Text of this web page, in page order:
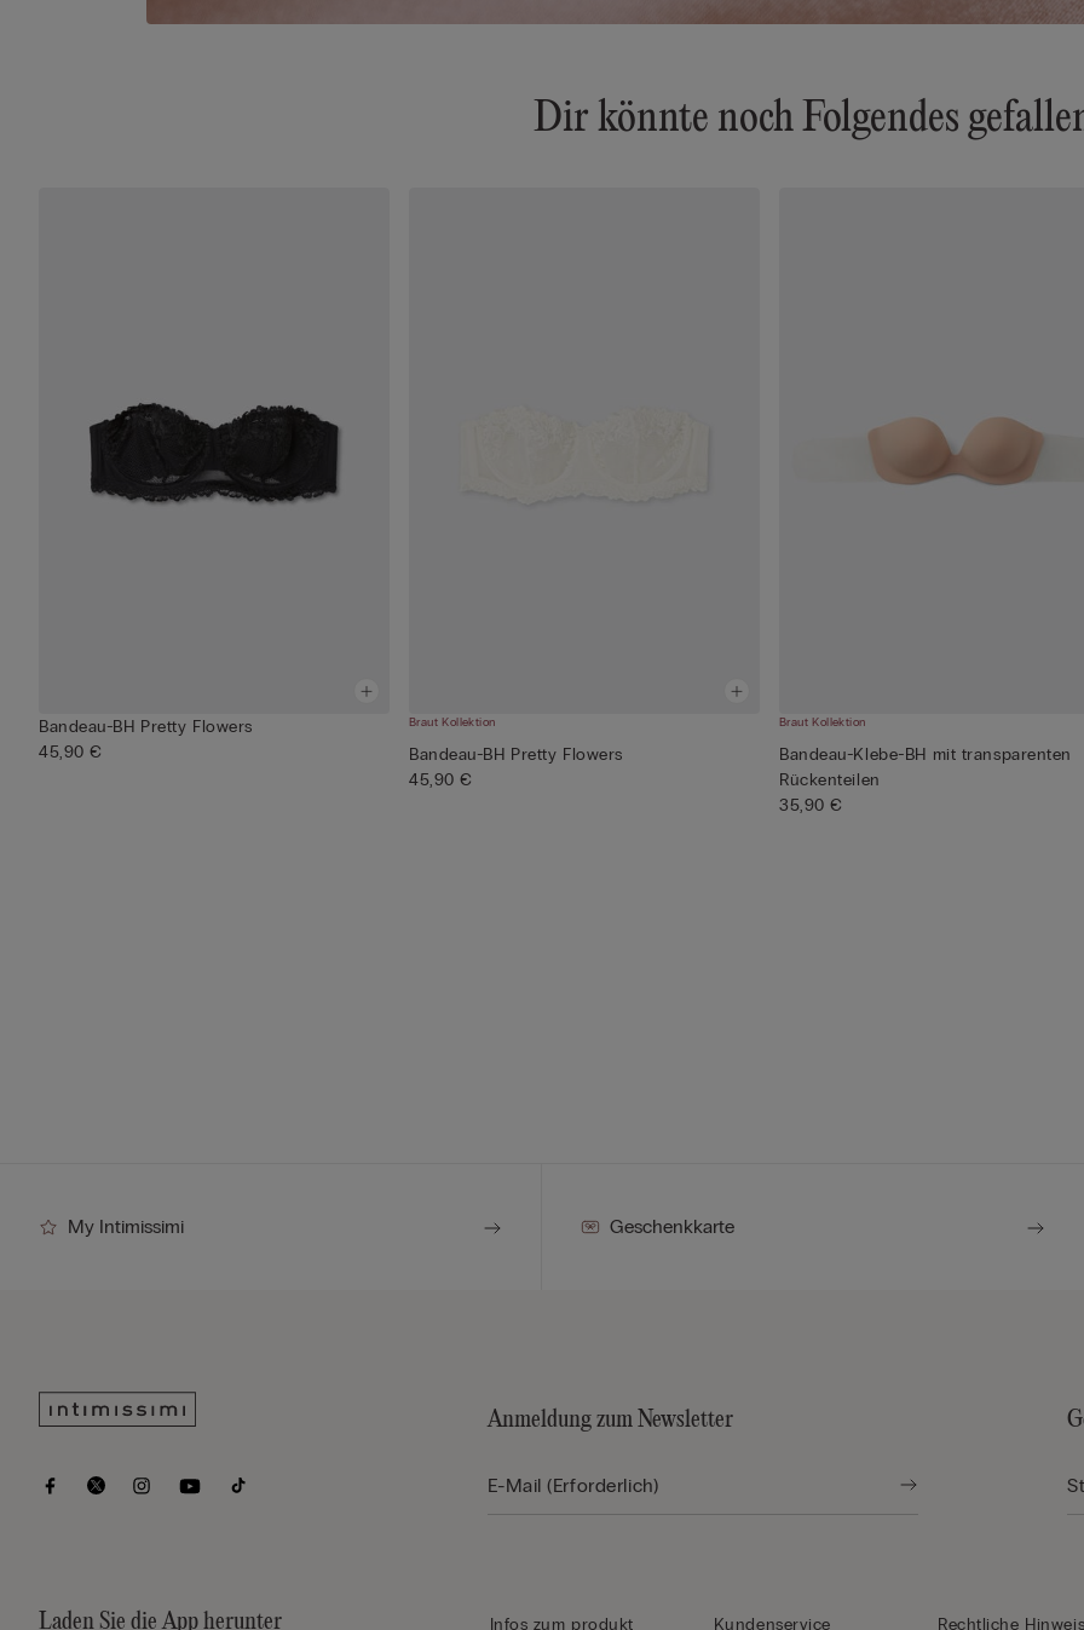
Dir könnte noch Folgendes
Bandeau-BH Pretty Flowers
45,90 €
Braut Kollektion
Bandeau-BH Pretty Flowers
45,90 €
Braut Kollektion
Bandeau-Klebe-BH mit transparenten
Rückenteilen
35,90 €
My Intimissimi Geschenkkarte
Laden Sie die App herunter
Anmeldung zum Newsletter
Infos zum produkt Kundenservice Rechtliche